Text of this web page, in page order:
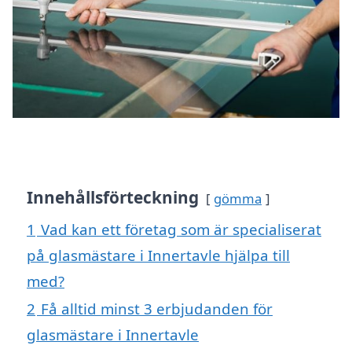
Innehållsförteckning gömma
1 Vad kan ett företag som är specialiserat
på glasmästare i Innertavle hjälpa till
med?
2 Få alltid minst 3 erbjudanden för
glasmästare i Innertavle